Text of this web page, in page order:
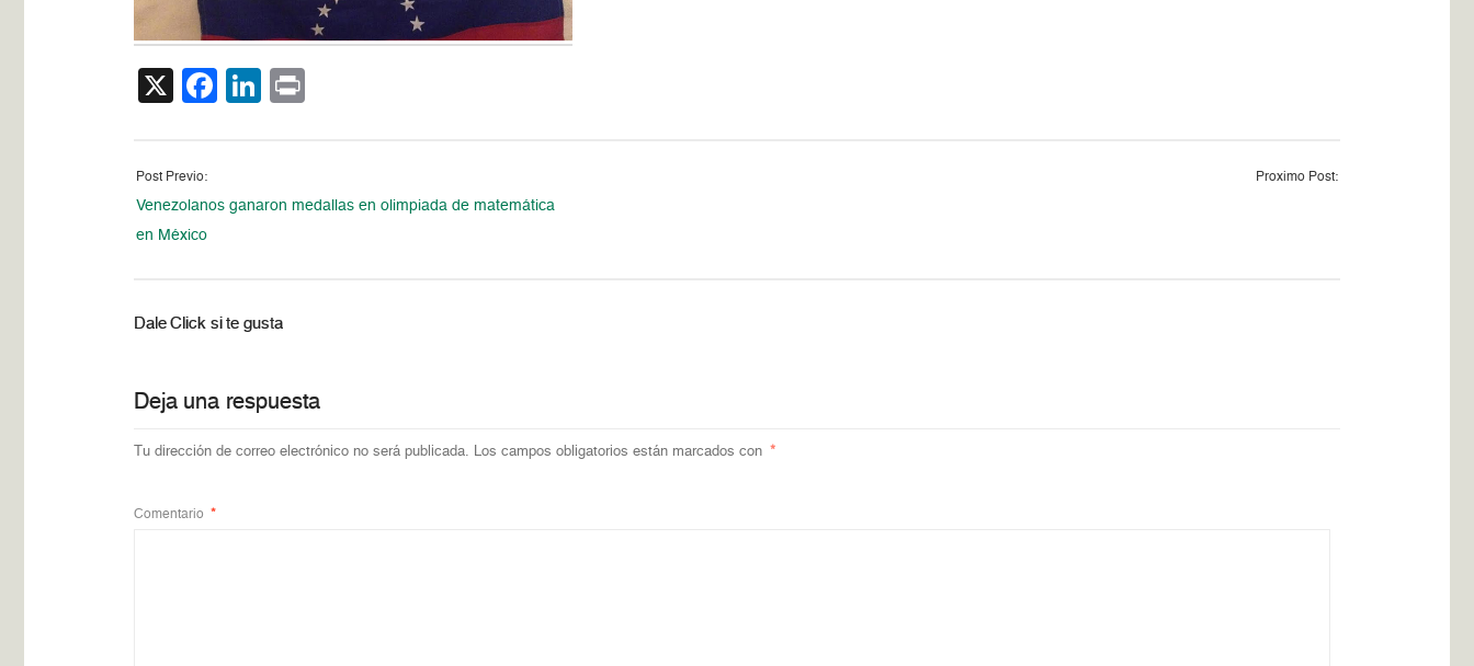
X Facebook
LinkedIn
Post Previo:
Venezolanos ganaron medallas en olimpiada de matemática
en México
Proximo Post:
Dale Click si te gusta
Deja una respuesta
Tu dirección de correo electrónico no será publicada. Los campos obligatorios están marcados con *
Comentario *